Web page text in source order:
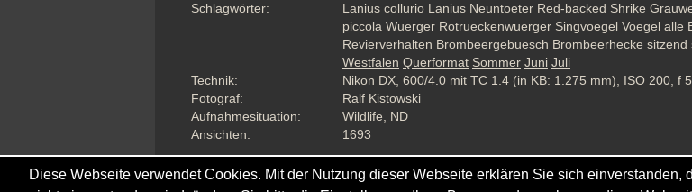
Schlagwörter:
Lanius collurio Lanius Neuntoeter Red-backed Shrike
piccola Wuerger Rotrueckenwuerger Singvoegel Voegel alle
Revierverhalten Brombeergebuesch Brombeerhecke sitzend
Westfalen Querformat Sommer Juni Juli
Technik:
Nikon DX, 600/4.0 mit TC 1.4 (in KB: 1.275 mm), ISO 200, f
Fotograf:
Ralf Kistowski
Aufnahmesituation:
Wildlife, ND
Ansichten:
1693
Diese Webseite verwendet Cookies. Mit der Nutzung dieser Webseite erklären Sie sich